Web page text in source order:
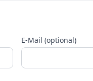
E-Mail (optional)